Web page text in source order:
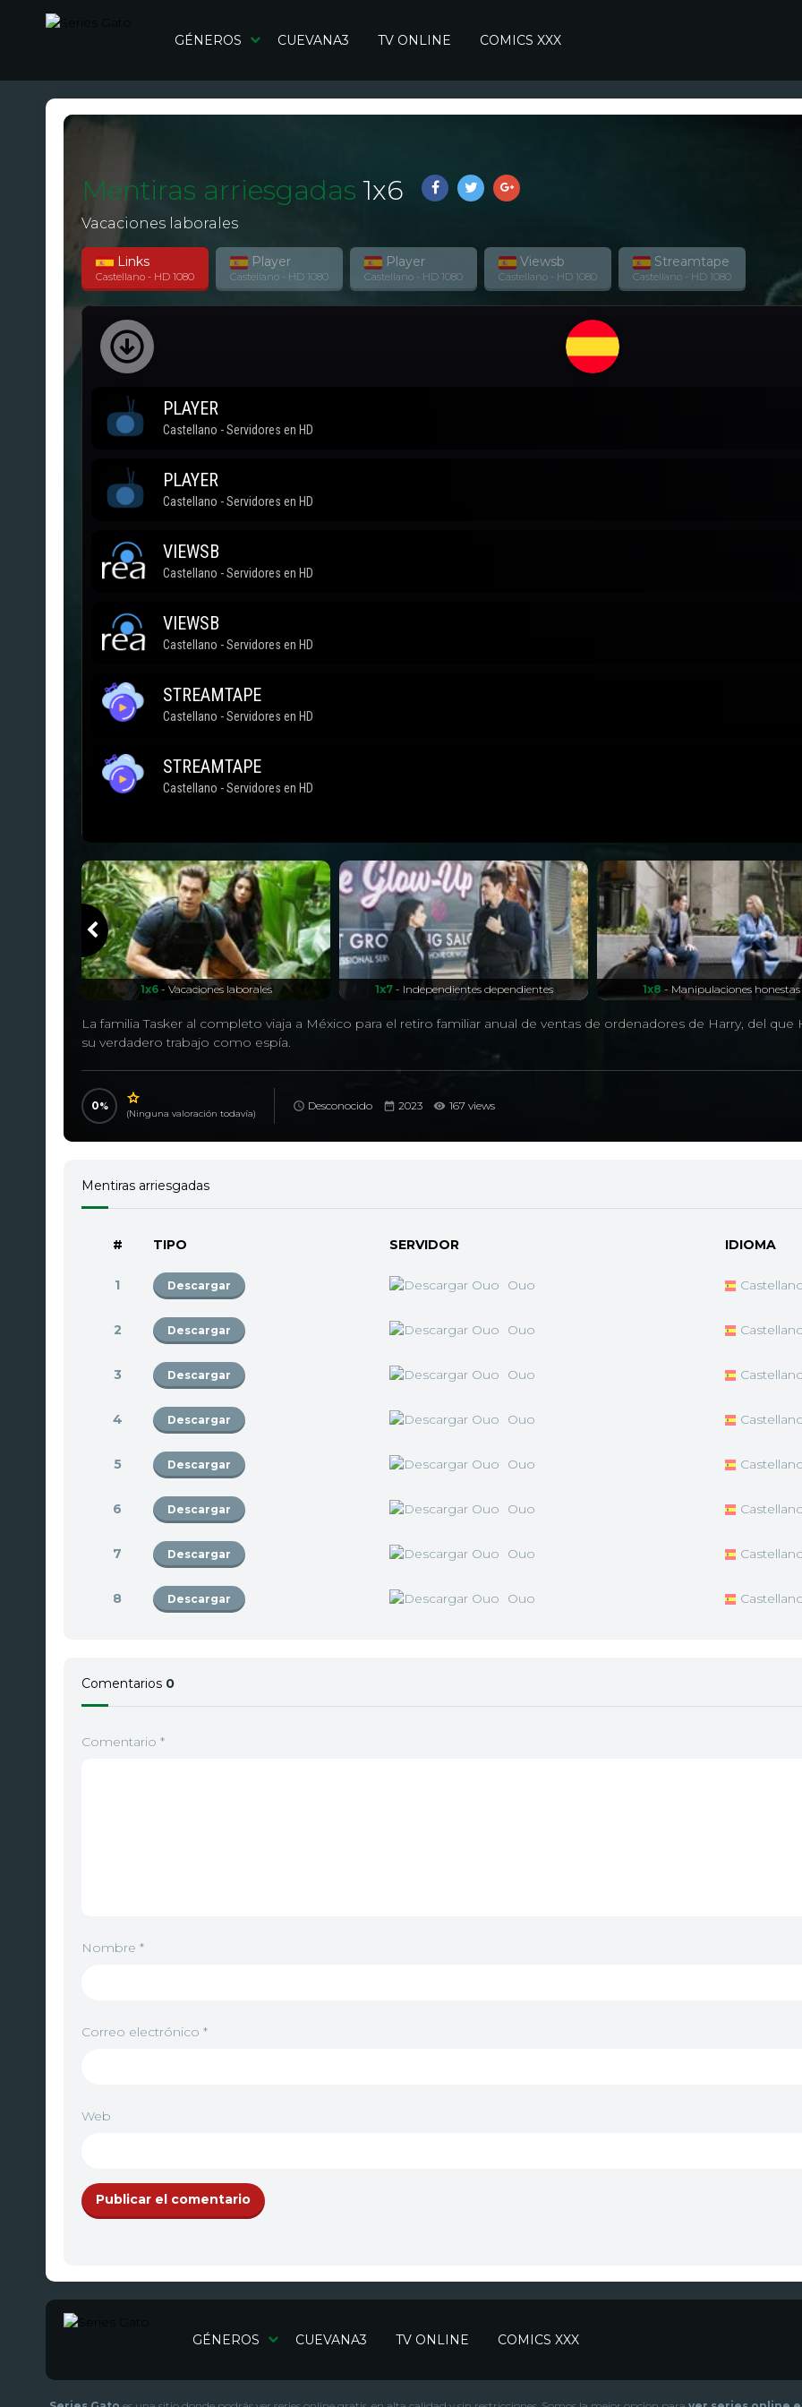
GÉNEROS CUEVANA3 TV ONLINE COMICS XXX
Mentiras arriesgadas1x6
Vacaciones laborales
Links
Castellano - HD 1080
Player
Castellano - HD 1080
Player
Castellano - HD 1080
Viewsb
Castellano - HD 1080
Streamtape
Castellano - HD 1080
1x6- Vacaciones laborales 1x7- Independientes dependientes 1x8 - Manipulaciones honestas
La familia Tasker al completo viaja a México para el retiro familiar anual de ventas de ordenadores de Harry, del
su verdadero trabajo como espía.
0
(Ninguna valoración todavía)
Desconocido 2023 167 views
Mentiras arriesgadas
# TIPO SERVIDOR IDIOMA
1 Descargar Ouo
2 Descargar Ouo
3 Descargar Ouo
4 Descargar Ouo
5 Descargar Ouo
6 Descargar Ouo
7 Descargar Ouo
8 Descargar Ouo
Comentarios 0
Comentario *
Nombre *
Correo electrónico *
Web
GÉNEROS CUEVANA3 TV ONLINE COMICS XXX